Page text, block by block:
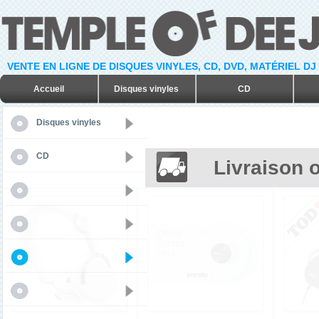
VENTE EN LIGNE DE DISQUES VINYLES, CD, DVD, MATÉRIEL
Accueil Disques vinyles CD
Livraison
Disques vinyles
CD